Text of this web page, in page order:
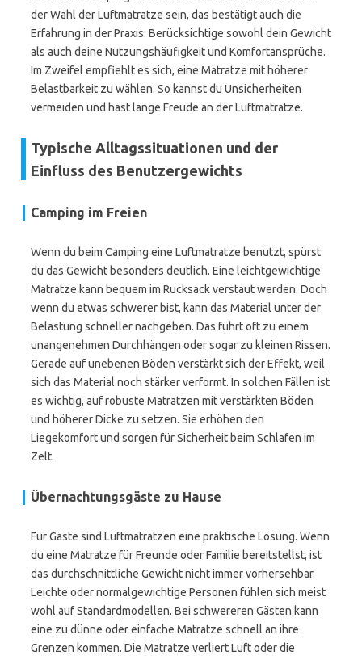
der Wahl der Luftmatratze sein, das bestätigt auch die
Erfahrung in der Praxis. Berücksichtige sowohl dein Gewicht
als auch deine Nutzungshäufigkeit und Komfortansprüche.
Im Zweifel empfiehlt es sich, eine Matratze mit höherer
Belastbarkeit zu wählen. So kannst du Unsicherheiten
vermeiden und hast lange Freude an der Luftmatratze.
Typische Alltagssituationen und der
Einfluss des Benutzergewichts
Camping im Freien
Wenn du beim Camping eine Luftmatratze benutzt, spürst
du das Gewicht besonders deutlich. Eine leichtgewichtige
Matratze kann bequem im Rucksack verstaut werden. Doch
wenn du etwas schwerer bist, kann das Material unter der
Belastung schneller nachgeben. Das führt oft zu einem
unangenehmen Durchhängen oder sogar zu kleinen Rissen.
Gerade auf unebenen Böden verstärkt sich der Effekt, weil
sich das Material noch stärker verformt. In solchen Fällen ist
es wichtig, auf robuste Matratzen mit verstärkten Böden
und höherer Dicke zu setzen. Sie erhöhen den
Liegekomfort und sorgen für Sicherheit beim Schlafen im
Zelt.
Übernachtungsgäste zu Hause
Für Gäste sind Luftmatratzen eine praktische Lösung. Wenn
du eine Matratze für Freunde oder Familie bereitstellst, ist
das durchschnittliche Gewicht nicht immer vorhersehbar.
Leichte oder normalgewichtige Personen fühlen sich meist
wohl auf Standardmodellen. Bei schwereren Gästen kann
eine zu dünne oder einfache Matratze schnell an ihre
Grenzen kommen. Die Matratze verliert Luft oder die